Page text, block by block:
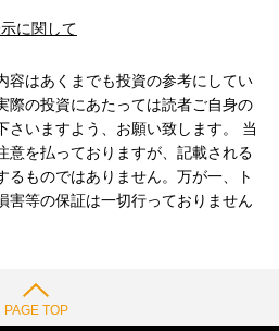
に関して
容はあくまでも投資の参考にしてい
際の投資にあたっては読者ご自身の
さいますよう、お願い致します。 当
意を払っておりますが、記載される
るものではありません。万が一、ト
害等の保証は一切行っておりません
PAGE TOP